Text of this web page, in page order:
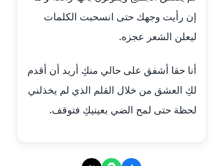
مدونة اريج الشرفا
مدونة اسلام أبو علم
مدونة أسماء كاشف
إن رأيت وجهك حتى انسحبت الكلمات
ليعلن الشعر عجزه.
أنا حقا أشفق على حالي منكِ أريد أن أقدم
لكِ العشق من خلال القلم الذي لم يخذلني
لحظة حتى لمح الضي بعينيكِ فتوقف.